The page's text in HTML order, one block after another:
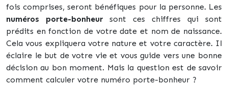
fois comprises, seront bénéfiques pour la personne. Les
numéros porte-bonheur sont ces chiffres qui sont
prédits en fonction de votre date et nom de naissance.
Cela vous expliquera votre nature et votre caractère. Il
éclaire le but de votre vie et vous guide vers une bonne
décision au bon moment. Mais la question est de savoir
comment calculer votre numéro porte-bonheur ?